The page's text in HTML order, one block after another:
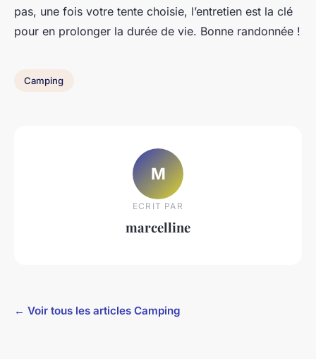
pas, une fois votre tente choisie, l’entretien est la clé
pour en prolonger la durée de vie. Bonne randonnée !
Camping
M
ECRIT PAR
marcelline
← Voir tous les articles Camping